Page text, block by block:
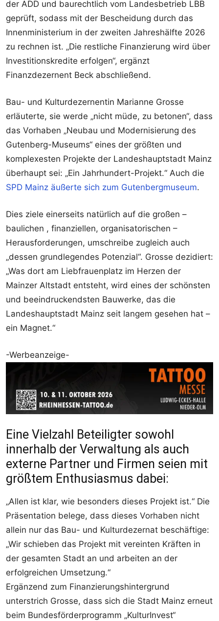
der ADD und baurechtlich vom Landesbetrieb LBB
geprüft, sodass mit der Bescheidung durch das
Innenministerium in der zweiten Jahreshälfte 2026
zu rechnen ist. „Die restliche Finanzierung wird über
Investitionskredite erfolgen“, ergänzt
Finanzdezernent Beck abschließend.
Bau- und Kulturdezernentin Marianne Grosse
erläuterte, sie werde „nicht müde, zu betonen“, dass
das Vorhaben „Neubau und Modernisierung des
Gutenberg-Museums“ eines der größten und
komplexesten Projekte der Landeshauptstadt Mainz
überhaupt sei: „Ein Jahrhundert-Projekt.“ Auch die
SPD Mainz äußerte sich zum Gutenbergmuseum.
Dies ziele einerseits natürlich auf die großen –
baulichen , finanziellen, organisatorischen –
Herausforderungen, umschreibe zugleich auch
„dessen grundlegendes Potenzial“. Grosse dezidiert:
„Was dort am Liebfrauenplatz im Herzen der
Mainzer Altstadt entsteht, wird eines der schönsten
und beeindruckendsten Bauwerke, das die
Landeshauptstadt Mainz seit langem gesehen hat –
ein Magnet.“
-Werbeanzeige-
Eine Vielzahl Beteiligter sowohl
innerhalb der Verwaltung als auch
externe Partner und Firmen seien mit
größtem Enthusiasmus dabei:
„Allen ist klar, wie besonders dieses Projekt ist.“ Die
Präsentation belege, dass dieses Vorhaben nicht
allein nur das Bau- und Kulturdezernat beschäftige:
„Wir schieben das Projekt mit vereinten Kräften in
der gesamten Stadt an und arbeiten an der
erfolgreichen Umsetzung.“
Ergänzend zum Finanzierungshintergrund
unterstrich Grosse, dass sich die Stadt Mainz erneut
beim Bundesförderprogramm „KulturInvest“